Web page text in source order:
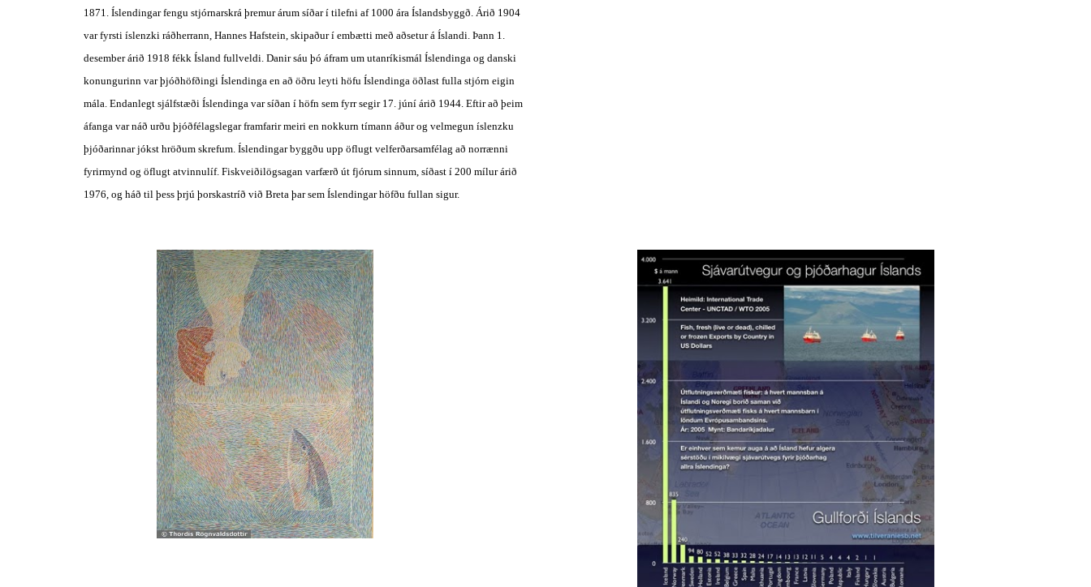
1871. Íslendingar fengu stjórnarskrá þremur árum síðar í tilefni af 1000 ára Íslandsbyggð. Árið 1904
var fyrsti íslenzki ráðherrann, Hannes Hafstein, skipaður í embætti með aðsetur á Íslandi. Þann 1.
desember árið 1918 fékk Ísland fullveldi. Danir sáu þó áfram um utanríkismál Íslendinga og danski
konungurinn var þjóðhöfðingi Íslendinga en að öðru leyti höfu Íslendinga öðlast fulla stjórn eigin
mála. Endanlegt sjálfstæði Íslendinga var síðan í höfn sem fyrr segir 17. júní árið 1944. Eftir að þeim
áfanga var náð urðu þjóðfélagslegar framfarir meiri en nokkurn tímann áður og velmegun íslenzku
þjóðarinnar jókst hröðum skrefum. Íslendingar byggðu upp öflugt velferðarsamfélag að norrænni
fyrirmynd og öflugt atvinnulíf. Fiskveiðilögsagan varfærð út fjórum sinnum, síðast í 200 mílur árið
1976, og háð til þess þrjú þorskastríð við Breta þar sem Íslendingar höfðu fullan sigur.